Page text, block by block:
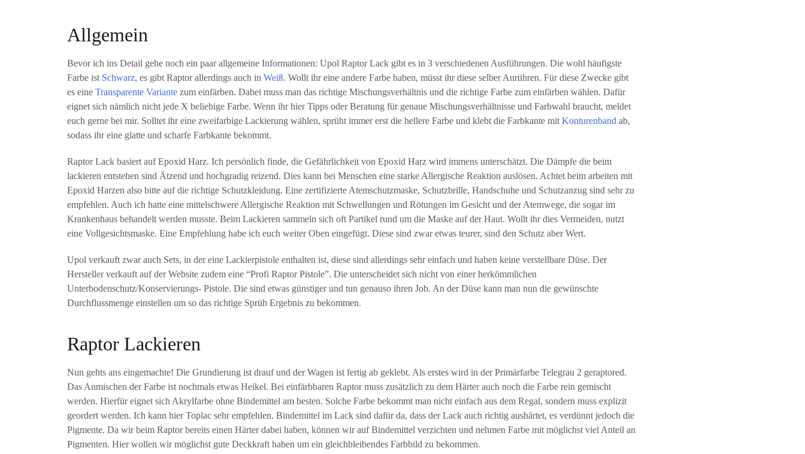
Allgemein
Bevor ich ins Detail gehe noch ein paar allgemeine Informationen: Upol Raptor Lack gibt es in 3 verschiedenen Ausführungen. Die wohl häufigste
Farbe ist Schwarz, es gibt Raptor allerdings auch in Weiß. Wollt ihr eine andere Farbe haben, müsst ihr diese selber Anrühren. Für diese Zwecke gibt
es eine Transparente Variante zum einfärben. Dabei muss man das richtige Mischungsverhältnis und die richtige Farbe zum einfärben wählen. Dafür
eignet sich nämlich nicht jede X beliebige Farbe. Wenn ihr hier Tipps oder Beratung für genaue Mischungsverhältnisse und Farbwahl braucht, meldet
euch gerne bei mir. Solltet ihr eine zweifarbige Lackierung wählen, sprüht immer erst die hellere Farbe und klebt die Farbkante mit Konturenband ab,
sodass ihr eine glatte und scharfe Farbkante bekommt.
Raptor Lack basiert auf Epoxid Harz. Ich persönlich finde, die Gefährlichkeit von Epoxid Harz wird immens unterschätzt. Die Dämpfe die beim
lackieren entstehen sind Ätzend und hochgradig reizend. Dies kann bei Menschen eine starke Allergische Reaktion auslösen. Achtet beim arbeiten mit
Epoxid Harzen also bitte auf die richtige Schutzkleidung. Eine zertifizierte Atemschutzmaske, Schutzbrille, Handschuhe und Schutzanzug sind sehr zu
empfehlen. Auch ich hatte eine mittelschwere Allergische Reaktion mit Schwellungen und Rötungen im Gesicht und der Atemwege, die sogar im
Krankenhaus behandelt werden musste. Beim Lackieren sammeln sich oft Partikel rund um die Maske auf der Haut. Wollt ihr dies Vermeiden, nutzt
eine Vollgesichtsmaske. Eine Empfehlung habe ich euch weiter Oben eingefügt. Diese sind zwar etwas teurer, sind den Schutz aber Wert.
Upol verkauft zwar auch Sets, in der eine Lackierpistole enthalten ist, diese sind allerdings sehr einfach und haben keine verstellbare Düse. Der
Hersteller verkauft auf der Website zudem eine “Profi Raptor Pistole”. Die unterscheidet sich nicht von einer herkömmlichen
Unterbodenschutz/Konservierungs- Pistole. Die sind etwas günstiger und tun genauso ihren Job. An der Düse kann man nun die gewünschte
Durchflussmenge einstellen um so das richtige Sprüh Ergebnis zu bekommen.
Raptor Lackieren
Nun gehts ans eingemachte! Die Grundierung ist drauf und der Wagen ist fertig ab geklebt. Als erstes wird in der Primärfarbe Telegrau 2 geraptored.
Das Anmischen der Farbe ist nochmals etwas Heikel. Bei einfärbbaren Raptor muss zusätzlich zu dem Härter auch noch die Farbe rein gemischt
werden. Hierfür eignet sich Akrylfarbe ohne Bindemittel am besten. Solche Farbe bekommt man nicht einfach aus dem Regal, sondern muss explizit
geordert werden. Ich kann hier Toplac sehr empfehlen. Bindemittel im Lack sind dafür da, dass der Lack auch richtig aushärtet, es verdünnt jedoch die
Pigmente. Da wir beim Raptor bereits einen Härter dabei haben, können wir auf Bindemittel verzichten und nehmen Farbe mit möglichst viel Anteil an
Pigmenten. Hier wollen wir möglichst gute Deckkraft haben um ein gleichbleibendes Farbbild zu bekommen.